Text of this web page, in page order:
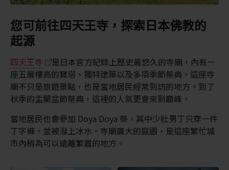
您可前往四天王寺，探索日本佛教的
起源
四天王寺
是日本官方紀錄上歷史最悠久的寺廟，內有一
座五層樓高的寶塔、獨特建築以及多項季節祭典。這座寺
廟不只是旅遊景點，也是當地居民經常到訪的地方。到了
秋季的盂蘭盆節祭典，這裡的人氣更會來到巔峰。
當地居民也會參加 Doya Doya 祭，其中少壯男丁只穿一件
丁字褲，並被潑上冰水。寺廟廣大的庭園，是這座繁忙城
市內稍為可以遠離繁囂的地方。